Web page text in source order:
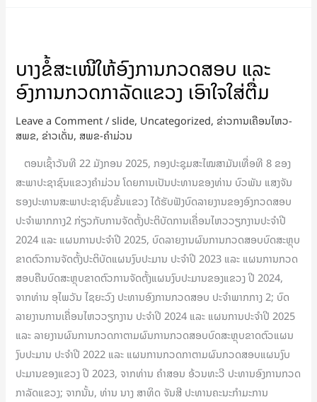
ບາງຂໍ້ສະເໜີໃຫ້ອົງການກວດສອບ ແລະ
ອົງການກວດກາລັດແຂວງ ເອົາໃຈໃສ່ຕື່ມ
Leave a Comment/slide, Uncategorized, ຂ່າວການເຄືອນໄຫວ-
ສພຂ, ຂ່າວເດັ່ນ, ສພຂ-ຄໍາມ່ວນ
ຕອນເຊົ້າວັນທີ 22 ມັງກອນ 2025, ກອງປະຊຸມສະໄໝສາມັນເທື່ອທີ 8 ຂອງ
ສະພາປະຊາຊົນແຂວງຄຳມ່ວນ ໂດຍການເປັນປະທານຂອງທ່ານ ບົວພັນ ແສງຈັນ
ຮອງປະທານສະພາປະຊາຊົນຂັ້ນແຂວງ ໄດ້ຮັບຟັງບົດລາຍງານຂອງອົງກວດສອບ
ປະຈຳພາກກາງ2 ກ່ຽວກັບການຈັດຕັ້ງປະຕິບັດການເຄື່ອນໄຫວວຽກງານປະຈຳປີ
2024 ແລະ ແຜນການປະຈຳປີ 2025, ບົດລາຍງານຜົນການກວດສອບບົດສະຫຼຸບ
ຂາດຕົວການຈັດຕັ້ງປະຕິບັດແຜນງົບປະມານ ປະຈຳປີ 2023 ແລະ ແຜນການກວດ
ສອບຄືນບົດສະຫຼຸບຂາດຕົວການຈັດຕັ້ງແຜນງົບປະມານຂອງແຂວງ ປີ 2024,
ຈາກທ່ານ ອຸໄພວັນ ໄຊຍະວົງ ປະທານອົງການກວດສອບ ປະຈຳພາກກາງ 2; ບົດ
ລາຍງານການເຄື່ອນໄຫວວຽກງານ ປະຈຳປີ 2024 ແລະ ແຜນການປະຈຳປີ 2025
ແລະ ລາຍງານຜົນການກວດກາຕາມຜົນການກວດສອບບົດສະຫຼຸບຂາດຕົວແຜນ
ງົບປະມານ ປະຈຳປີ 2022 ແລະ ແຜນການກວດກາຕາມຜົນກວດສອບແຜນງົບ
ປະມານຂອງແຂວງ ປີ 2023, ຈາກທ່ານ ຄຳສອນ ອ້ວນທະວີ ປະທານອົງການກວດ
ກາລັດແຂວງ; ຈາກນັ້ນ, ທ່ານ ນາງ ສາທິດ ຈັນສີ ປະທານຄະນະກຳມະການ
ສະເໜີ
ໃຫ້
ອົງການ
ກວດ
ແລະ
ອົງການ
ກວດ
ກາ
ລັດ
ແຂວງ
ເອົາໃຈ
ໃສ່
ຕື່ມ